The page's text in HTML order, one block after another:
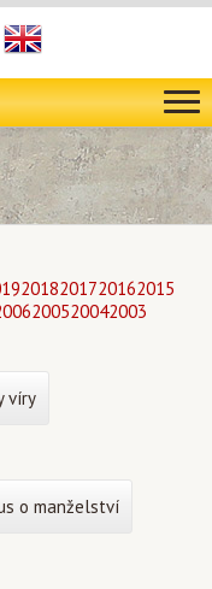
2018201720162015
200520042003
víry
o manželství